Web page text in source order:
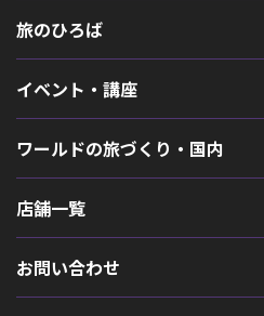
旅のひろば
イベント・講座
ワールドの旅づくり・国内
店舗一覧
お問い合わせ